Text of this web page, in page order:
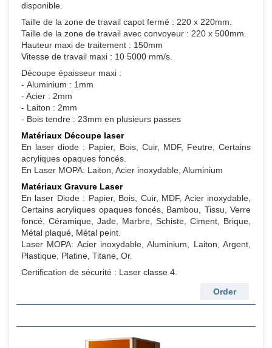
disponible.
Taille de la zone de travail capot fermé : 220 x 220mm.
Taille de la zone de travail avec convoyeur : 220 x 500mm.
Hauteur maxi de traitement : 150mm
Vitesse de travail maxi : 10 5000 mm/s.
Découpe épaisseur maxi :
- Aluminium : 1mm
- Acier : 2mm
- Laiton : 2mm
- Bois tendre : 23mm en plusieurs passes
Matériaux Découpe laser
En laser diode : Papier, Bois, Cuir, MDF, Feutre, Certains
acryliques opaques foncés.
En Laser MOPA: Laiton, Acier inoxydable, Aluminium
Matériaux Gravure Laser
En laser Diode : Papier, Bois, Cuir, MDF, Acier inoxydable,
Certains acryliques opaques foncés, Bambou, Tissu, Verre
foncé, Céramique, Jade, Marbre, Schiste, Ciment, Brique,
Métal plaqué, Métal peint.
Laser MOPA: Acier inoxydable, Aluminium, Laiton, Argent,
Plastique, Platine, Titane, Or.
Certification de sécurité : Laser classe 4.
Order